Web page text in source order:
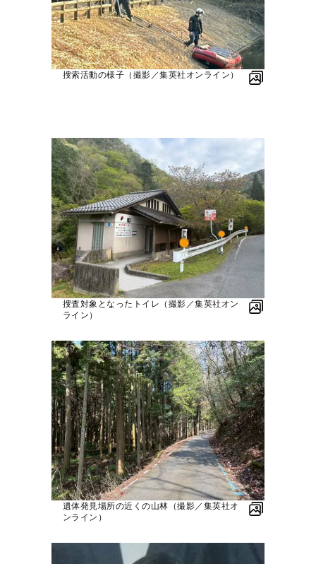
捜索活動の様子（撮影／集英社オンライン）
捜査対象となったトイレ（撮影／集英社オン
ライン）
遺体発見場所の近くの山林（撮影／集英社オ
ンライン）